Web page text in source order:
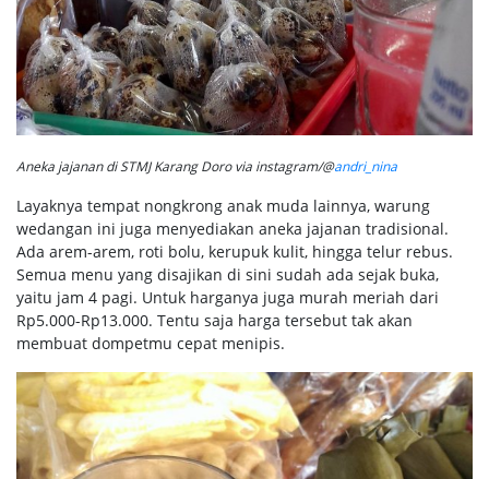
Aneka jajanan di STMJ Karang Doro via instagram/@andri_nina
Layaknya tempat nongkrong anak muda lainnya, warung
wedangan ini juga menyediakan aneka jajanan tradisional.
Ada arem-arem, roti bolu, kerupuk kulit, hingga telur rebus.
Semua menu yang disajikan di sini sudah ada sejak buka,
yaitu jam 4 pagi. Untuk harganya juga murah meriah dari
Rp5.000-Rp13.000. Tentu saja harga tersebut tak akan
membuat dompetmu cepat menipis.